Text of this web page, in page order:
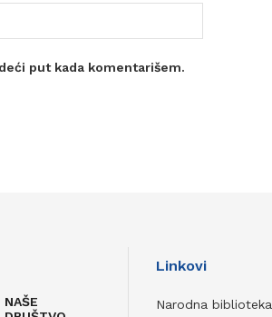
put kada komentarišem.
NAŠE
Linkovi
Narodna biblioteka